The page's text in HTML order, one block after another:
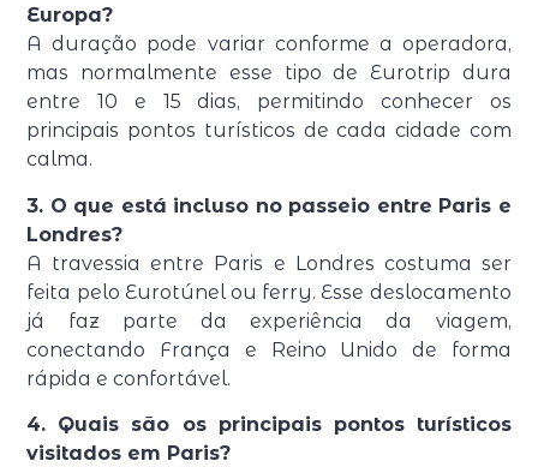
Europa?
A duração pode variar conforme a operadora,
mas normalmente esse tipo de Eurotrip dura
entre 10 e 15 dias, permitindo conhecer os
principais pontos turísticos de cada cidade com
calma.
3. O que está incluso no passeio entre Paris e
Londres?
A travessia entre Paris e Londres costuma ser
feita pelo Eurotúnel ou ferry. Esse deslocamento
já faz parte da experiência da viagem,
conectando França e Reino Unido de forma
rápida e confortável.
4. Quais são os principais pontos turísticos
visitados em Paris?